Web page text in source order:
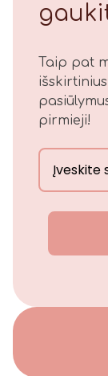
Taip pat
išskirtinius
pirmieji!